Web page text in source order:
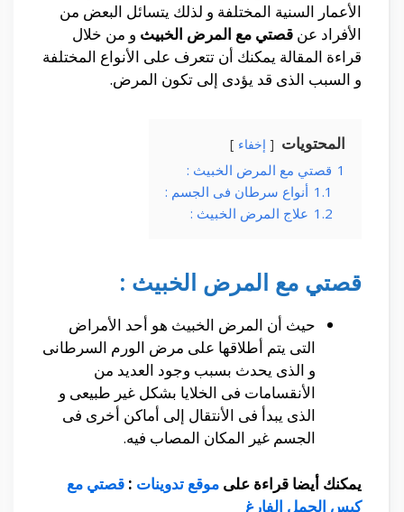
الأعمار السنية المختلفة و لذلك يتسائل البعض من
الأفراد عن قصتي مع المرض الخبيث و من خلال
قراءة المقالة يمكنك أن تتعرف على الأنواع المختلفة
و السبب الذى قد يؤدى إلى تكون المرض.
المحتويات إخفاء
1 قصتي مع المرض الخبيث :
1.1 أنواع سرطان فى الجسم :
1.2 علاج المرض الخبيث :
قصتي مع المرض الخبيث :
حيث أن المرض الخبيث هو أحد الأمراض
التى يتم أطلاقها على مرض الورم السرطانى
و الذى يحدث بسبب وجود العديد من
الأنقسامات فى الخلايا بشكل غير طبيعى و
الذى يبدأ فى الأنتقال إلى أماكن أخرى فى
الجسم غير المكان المصاب فيه.
يمكنك أيضا قراءة على موقع تدوينات : قصتي مع
كيس الحمل الفارغ